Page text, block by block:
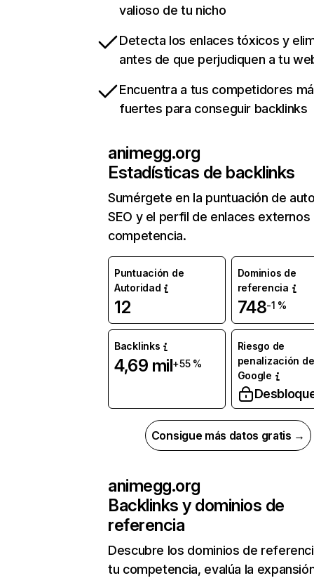
valioso de tu nicho
Detecta los enlaces tóxicos y
antes de que perjudiquen a tu
Encuentra a tus competidores
fuertes para conseguir backlinks
animegg.org
Estadísticas de backlinks
Sumérgete en la puntuación de
SEO y el perfil de enlaces externos
competencia.
Puntuación de
Autoridad
12
Dominios de
referencia
748-1 %
Backlinks
4,69 mil+55 %
Riesgo de
penalización de
Google
Consigue más datos gratis →
animegg.org
Backlinks y dominios de
referencia
Descubre los dominios de
tu competencia, evalúa la